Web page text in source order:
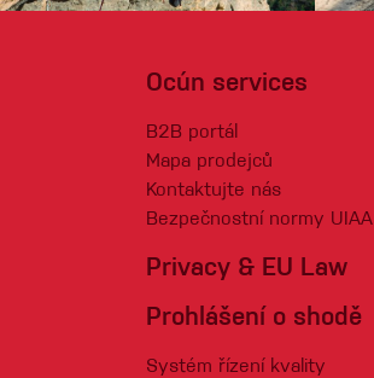
Ocún services
B2B portál
Mapa prodejců
Kontaktujte nás
Bezpečnostní normy UIAA
Privacy & EU Law
Prohlášení o shodě
Systém řízení kvality